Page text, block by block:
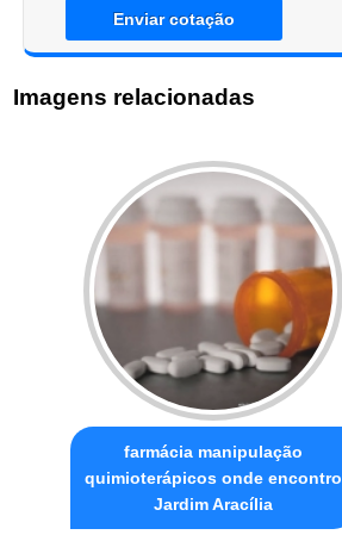
Enviar cotação
Imagens relacionadas
farmácia manipulação
quimioterápicos onde encontro
Jardim Aracília